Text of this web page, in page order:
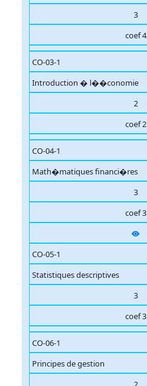
3
coef 4
CO-03-1
Introduction � l��conomie
2
coef 2
CO-04-1
Math�matiques financi�res
3
coef 3
CO-05-1
Statistiques descriptives
3
coef 3
CO-06-1
Principes de gestion